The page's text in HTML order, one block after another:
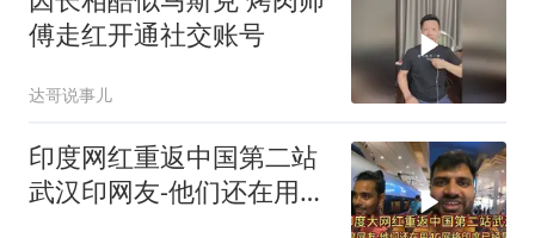
傅走红开通社交账号
达哥说事儿
印度网红重返中国第二站
武汉印网友-他们还在用